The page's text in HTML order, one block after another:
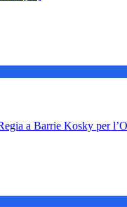
a Barrie Kosky per